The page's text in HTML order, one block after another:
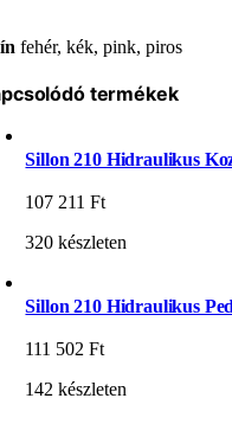
fehér, kék, pink, piros
termékek
Sillon 210 Hidraulikus
107 211Ft
320 készleten
Sillon 210 Hidraulikus
111 502Ft
142 készleten